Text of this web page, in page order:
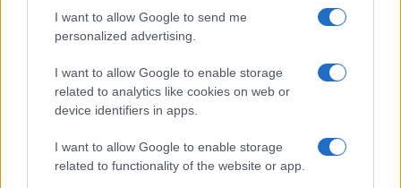
I want to allow Google to send me
personalized advertising.
I want to allow Google to enable storage
related to analytics like cookies on web or
device identifiers in apps.
I want to allow Google to enable storage
related to functionality of the website or app.
Giovannimaria Cabras
Invia un Comunicato Stampa|Pubblicità|